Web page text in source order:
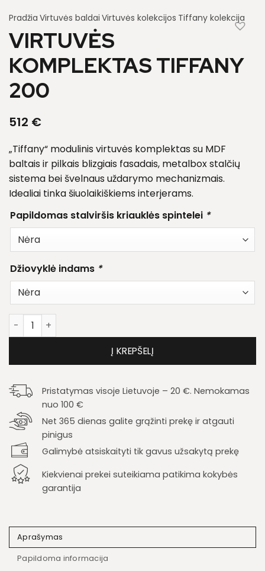
Pradžia Virtuvės baldai Virtuvės kolekcijos Tiffany kolekcija
VIRTUVĖS
KOMPLEKTAS TIFFANY
200
512 €
„Tiffany“ modulinis virtuvės komplektas su MDF
baltais ir pilkais blizgiais fasadais, metalbox stalčių
sistema bei švelnaus uždarymo mechanizmais.
Idealiai tinka šiuolaikiškiems interjerams.
Papildomas stalviršis kriauklės spintelei *
Džiovyklė indams *
produkto kiekis: Virtuvės komplektas Tiffany 200
Į KREPŠELĮ
Pristatymas visoje Lietuvoje – 20 €. Nemokamas
nuo 100 €
Net 365 dienas galite grąžinti prekę ir atgauti
pinigus
Galimybė atsiskaityti tik gavus užsakytą prekę
Kiekvienai prekei suteikiama patikima kokybės
garantija
Aprašymas
Papildoma informacija